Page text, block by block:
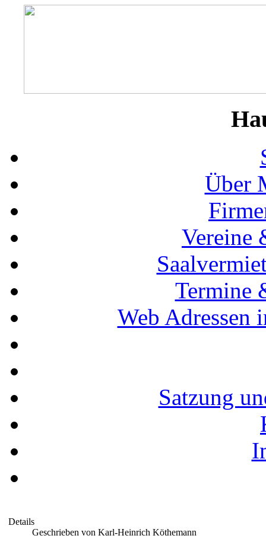
Über
Vereine
Termine
Web Adressen
Satzung
Details
Geschrieben von Karl-Heinrich Köthemann